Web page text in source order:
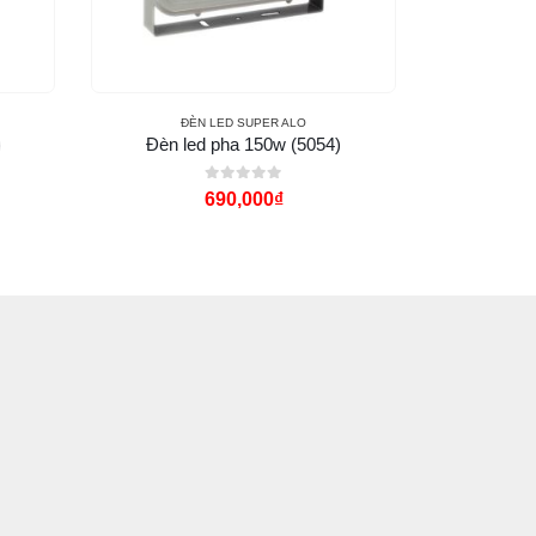
ĐÈN LED SUPER ALO
Đèn led pha 150w (5054)
0out of 5
690,000₫